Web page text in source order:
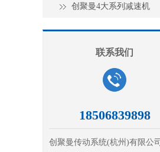
创聚曼4大系列减速机
联系我们
18506839898
创聚曼传动系统(杭州)有限公司